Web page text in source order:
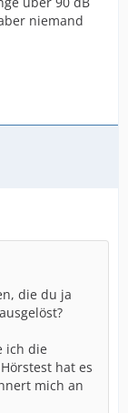
niemand
die du ja
ich die
hat es
mich an